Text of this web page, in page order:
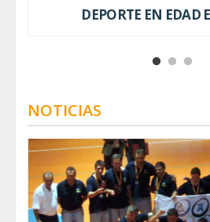
DEPORTE EN EDAD
NOTICIAS